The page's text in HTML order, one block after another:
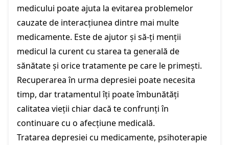
medicului poate ajuta la evitarea problemelor
cauzate de interacțiunea dintre mai multe
medicamente. Este de ajutor și să-ți menții
medicul la curent cu starea ta generală de
sănătate și orice tratamente pe care le primești.
Recuperarea în urma depresiei poate necesita
timp, dar tratamentul îți poate îmbunătăți
calitatea vieții chiar dacă te confrunți în
continuare cu o afecțiune medicală.
Tratarea depresiei cu medicamente, psihoterapie